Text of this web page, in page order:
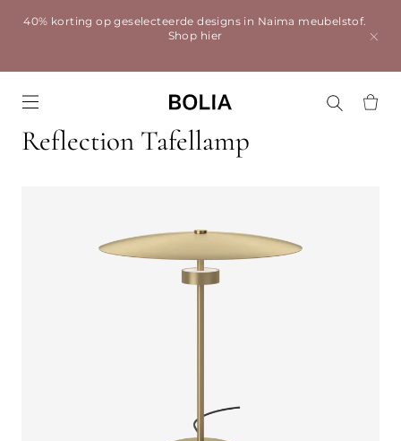
40% korting op geselecteerde designs in Naima meubelstof.
Shop hier
Reflection Tafellamp